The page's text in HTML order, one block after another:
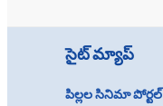
సైట్ మ్యాప్
పిల్లల సినిమా పోర్టల్